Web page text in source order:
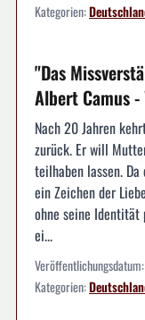
Kategorien:
"Das
Albert Camus
Nach 20 Jahren
zurück. Er will
teilhaben lassen.
ein Zeichen der
ohne seine Identität
ei...
Veröffentlichungsdatum:
Kategorien: